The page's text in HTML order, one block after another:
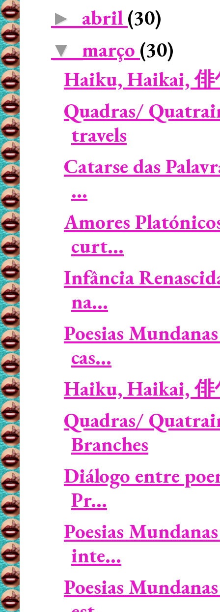
► abril (30)
▼ março (30)
Haiku, Haikai, 俳
Quadras/
travels
Catarse das
...
Amores
curt...
Infância
na...
Poesias
cas...
Haiku, Haikai, 俳
Quadras/
Branches
Diálogo entre
Pr...
Poesias
inte...
Poesias